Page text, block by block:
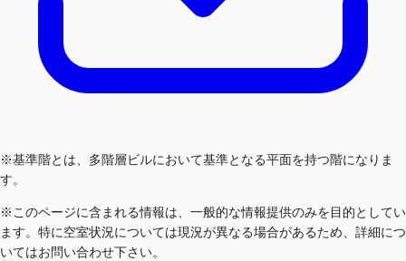
※基準階とは、多階層ビルにおいて基準となる平面を持つ階になりま
す。
※このページに含まれる情報は、一般的な情報提供のみを目的としてい
ます。特に空室状況については現況が異なる場合があるため、詳細につ
いてはお問い合わせ下さい。